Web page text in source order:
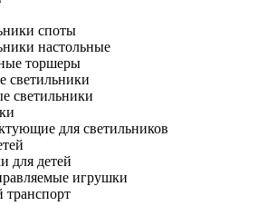
споты
настольные
торшеры
светильники
светильники
для светильников
для детей
игрушки
транспорт